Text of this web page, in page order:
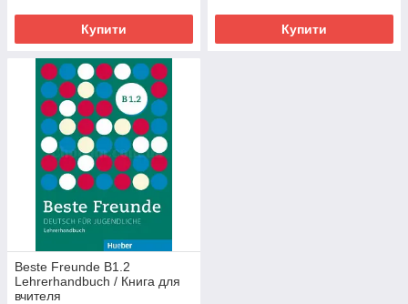
Купити Купити
Beste Freunde B1.2
Lehrerhandbuch / Книга для
вчителя